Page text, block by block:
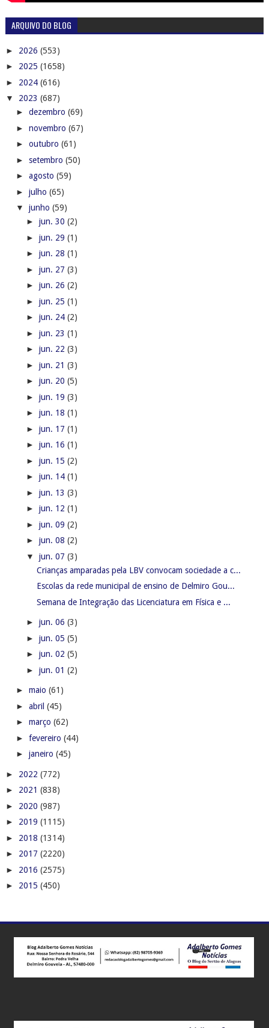
ARQUIVO DO BLOG
► 2026 (553)
► 2025 (1658)
► 2024 (616)
▼ 2023 (687)
► dezembro (69)
► novembro (67)
► outubro (61)
► setembro (50)
► agosto (59)
► julho (65)
▼ junho (59)
► jun. 30 (2)
► jun. 29 (1)
► jun. 28 (1)
► jun. 27 (3)
► jun. 26 (2)
► jun. 25 (1)
► jun. 24 (2)
► jun. 23 (1)
► jun. 22 (3)
► jun. 21 (3)
► jun. 20 (5)
► jun. 19 (3)
► jun. 18 (1)
► jun. 17 (1)
► jun. 16 (1)
► jun. 15 (2)
► jun. 14 (1)
► jun. 13 (3)
► jun. 12 (1)
► jun. 09 (2)
► jun. 08 (2)
▼ jun. 07 (3)
Crianças amparadas pela LBV convocam sociedade a c...
Escolas da rede municipal de ensino de Delmiro Gou...
Semana de Integração das Licenciatura em Física e ...
► jun. 06 (3)
► jun. 05 (5)
► jun. 02 (5)
► jun. 01 (2)
► maio (61)
► abril (45)
► março (62)
► fevereiro (44)
► janeiro (45)
► 2022 (772)
► 2021 (838)
► 2020 (987)
► 2019 (1115)
► 2018 (1314)
► 2017 (2220)
► 2016 (2575)
► 2015 (450)